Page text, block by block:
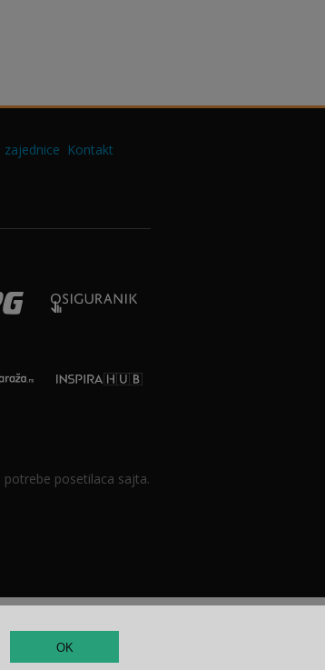
zajednice Kontakt
posetilaca sajta.
OK